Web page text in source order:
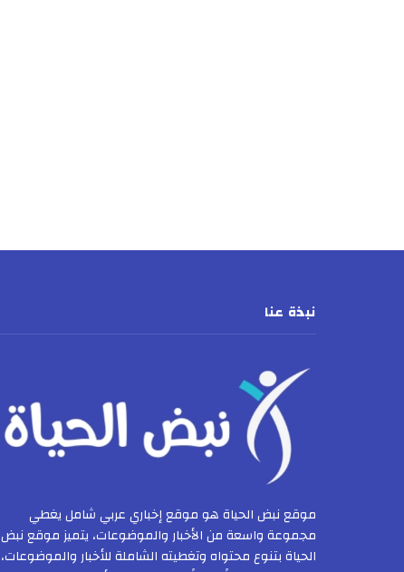
نبذة عنا
موقع نبض الحياة هو موقع إخباري عربي شامل يغطي
مجموعة واسعة من الأخبار والموضوعات، يتميز موقع نبض
الحياة بتنوع محتواه وتغطيته الشاملة للأخبار والموضوعات،